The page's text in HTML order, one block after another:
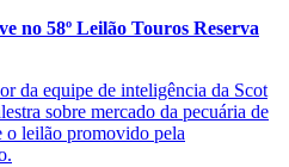
no 58º Leilão Touros Reserva
da equipe de inteligência da Scot
sobre mercado da pecuária de
o leilão promovido pela